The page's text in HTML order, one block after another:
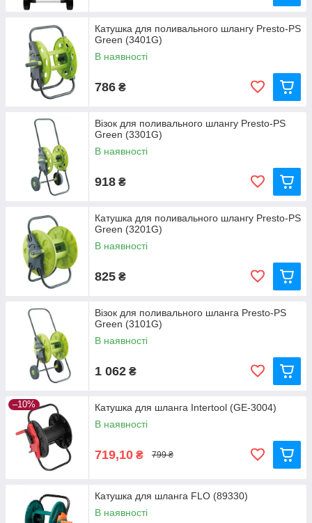
Катушка для поливального шлангу Presto-PS
Green (3401G)
В наявності
786 ₴
Візок для поливального шлангу Presto-PS
Green (3301G)
В наявності
918 ₴
Катушка для поливального шлангу Presto-PS
Green (3201G)
В наявності
825 ₴
Візок для поливального шланга Presto-PS
Green (3101G)
В наявності
1 062 ₴
–10%
Катушка для шланга Intertool (GE-3004)
В наявності
719,10 ₴ 799 ₴
Катушка для шланга FLO (89330)
В наявності